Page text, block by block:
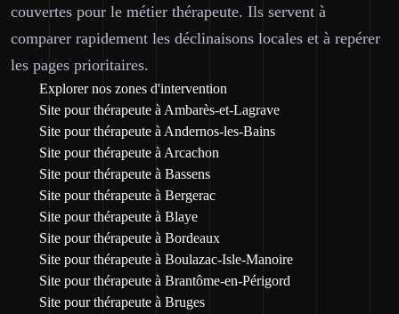
couvertes pour le métier thérapeute. Ils servent à
comparer rapidement les déclinaisons locales et à repérer
les pages prioritaires.
Explorer nos zones d'intervention
Site pour thérapeute à Ambarès-et-Lagrave
Site pour thérapeute à Andernos-les-Bains
Site pour thérapeute à Arcachon
Site pour thérapeute à Bassens
Site pour thérapeute à Bergerac
Site pour thérapeute à Blaye
Site pour thérapeute à Bordeaux
Site pour thérapeute à Boulazac-Isle-Manoire
Site pour thérapeute à Brantôme-en-Périgord
Site pour thérapeute à Bruges